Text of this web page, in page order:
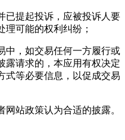
已提起投诉，应被投诉人要
可能的权利纠纷；
中，如交易任何一方履行或
露请求的，本应用有权决定
式等必要信息，以促成交易
站政策认为合适的披露。